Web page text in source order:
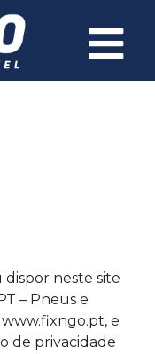
×
dispor neste site
– Pneus e
e
de privacidade